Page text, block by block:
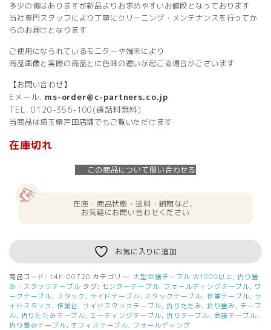
多少の傷はありますが新品よりお求めやすいお値段となっております
当社専門スタッフにより丁寧にクリーニング・メンテナンスを行ってか
らのお届けとなります
ご使用になられているモニターや端末により
商品画像と実際の商品とに色味の違いが起こる場合がございます
【お問い合わせ】
Eメール. ms-order@c-partners.co.jp
TEL. 0120-356-100(通話料無料)
当商品は埼玉県戸田店舗でもご覧いただけます
在庫切れ
この商品について問い合わせる
在庫・商品状態・送料・納期など、
お気軽にお問い合わせください
お気に入りに追加
商品コード: t4h-00720 カテゴリー: 大型会議テーブル W1800以上 ,折り畳
み・スタックテーブル タグ: センターテーブル, フォールディングテーブル, ワ
ークテーブル, スタック , サイドテーブル, スタックテーブル, 作業テーブル, サ
イドスタック , 作業台, サイドスタックテーブル, 折りたたみ, 折り畳み, テーブ
ル, 折りたたみテーブル, ミーティングテーブル, 折りテーブル, 会議テーブル,
折り畳みテーブル, オフィステーブル, フォールディング